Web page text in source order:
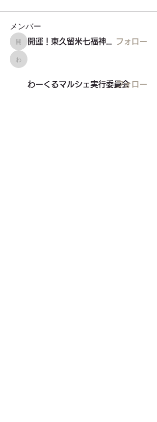
メンバー
開運！東久留米七福神めぐり
フォロー
わーくるマルシェ実行委員会
わーくるマルシェ実行委員会フォロー